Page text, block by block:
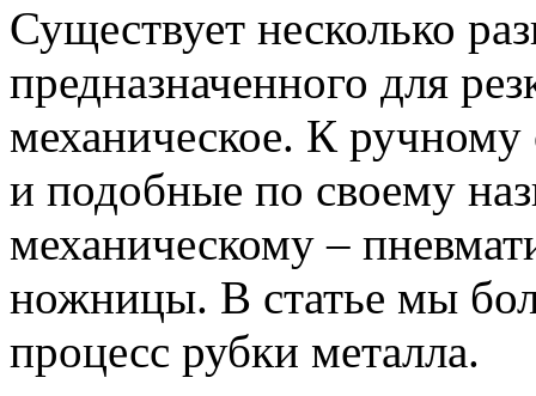
Существует несколько
предназначенного для
механическое. К ручному
и подобные по своему
механическому –
ножницы. В статье мы
процесс рубки металла.